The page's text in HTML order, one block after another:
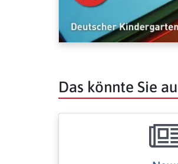
Das könnte Sie